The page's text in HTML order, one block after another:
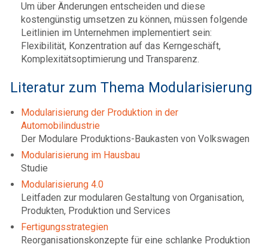
Um über Änderungen entscheiden und diese
kostengünstig umsetzen zu können, müssen folgende
Leitlinien im Unternehmen implementiert sein:
Flexibilität, Konzentration auf das Kerngeschäft,
Komplexitätsoptimierung und Transparenz.
Literatur zum Thema Modularisierung
Modularisierung der Produktion in der
Automobilindustrie
Der Modulare Produktions-Baukasten von Volkswagen
Modularisierung im Hausbau
Studie
Modularisierung 4.0
Leitfaden zur modularen Gestaltung von Organisation,
Produkten, Produktion und Services
Fertigungsstrategien
Reorganisationskonzepte für eine schlanke Produktion